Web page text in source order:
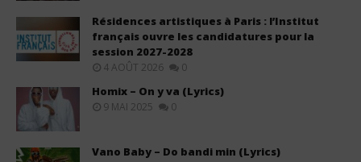
Résidences artistiques à Paris : l’Institut
français ouvre les candidatures pour la
session 2027-2028
4 AOÛT 2026 0
Homix – On y va (Lyrics)
9 MAI 2025 0
Vano Baby – Do bandi min (Lyrics)